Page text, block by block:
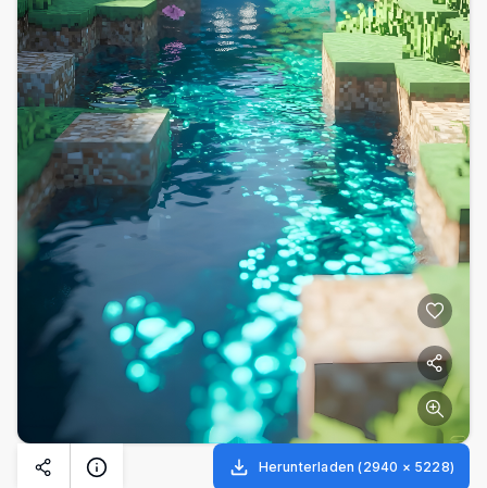
Herunterladen (2940 × 5228)